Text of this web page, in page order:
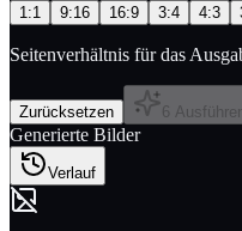
1:1 9:16 16:9 3:4 4:3
Seitenverhältnis für das
Zurücksetzen 6
Generierte Bilder
Verlauf